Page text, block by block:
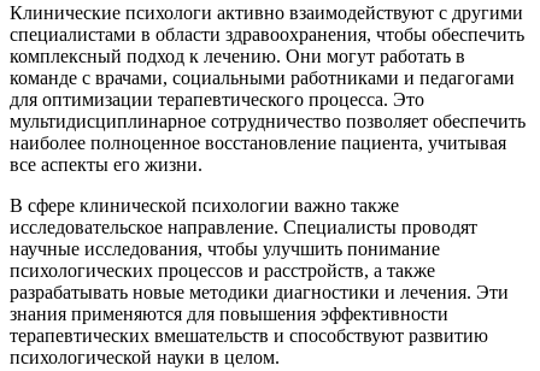
Клинические психологи активно взаимодействуют с другими
специалистами в области здравоохранения, чтобы обеспечить
комплексный подход к лечению. Они могут работать в
команде с врачами, социальными работниками и педагогами
для оптимизации терапевтического процесса. Это
мультидисциплинарное сотрудничество позволяет обеспечить
наиболее полноценное восстановление пациента, учитывая
все аспекты его жизни.
В сфере клинической психологии важно также
исследовательское направление. Специалисты проводят
научные исследования, чтобы улучшить понимание
психологических процессов и расстройств, а также
разрабатывать новые методики диагностики и лечения. Эти
знания применяются для повышения эффективности
терапевтических вмешательств и способствуют развитию
психологической науки в целом.